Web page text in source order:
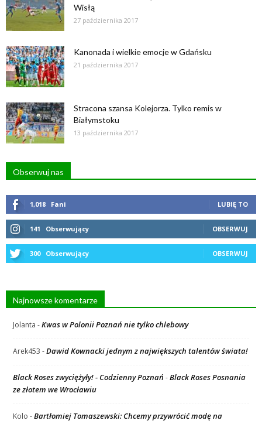
Wisłą
27 października 2017
Kanonada i wielkie emocje w Gdańsku
21 października 2017
Stracona szansa Kolejorza. Tylko remis w
Białymstoku
13 października 2017
Obserwuj nas
1,018 Fani LUBIĘ TO
141 Obserwujący OBSERWUJ
300 Obserwujący OBSERWUJ
Najnowsze komentarze
Jolanta -Kwas w Polonii Poznań nie tylko chlebowy
Arek453 -Dawid Kownacki jednym z największych talentów świata!
Black Roses zwyciężyły! - Codzienny Poznań -Black Roses Posnania
ze złotem we Wrocławiu
Kolo -Bartłomiej Tomaszewski: Chcemy przywrócić modę na